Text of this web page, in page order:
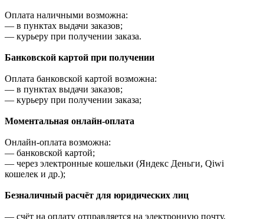
Оплата наличными возможна:
— в пунктах выдачи заказов;
— курьеру при получении заказа.
Банковской картой при получении
Оплата банковской картой возможна:
— в пунктах выдачи заказов;
— курьеру при получении заказа;
Моментальная онлайн-оплата
Онлайн-оплата возможна:
— банковской картой;
— через электронные кошельки (Яндекс Деньги, Qiwi
кошелек и др.);
Безналичный расчёт для юридических лиц
— счёт на оплату отправляется на электронную почту,